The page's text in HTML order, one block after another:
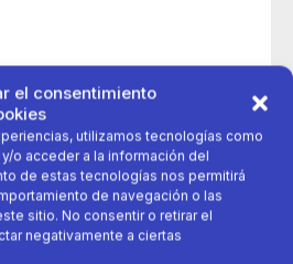
el consentimiento
utilizamos tecnologías como
o acceder a la información del
de estas tecnologías nos permitirá
de navegación o las
sitio. No consentir o retirar el
negativamente a ciertas